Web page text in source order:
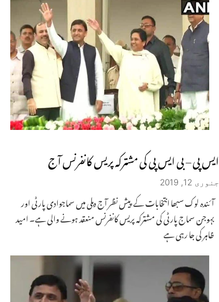
ایس پی – بی ایس پی کی مشترکہ پریس کانفرنس آج
جنوری 12, 2019
آئندہ لوک سبھا انتخابات کے پیش نظر آج دہلی میں سماجوادی پارٹی اور
بہوجن سماج پارٹی کی مشترکہ پریس کانفرنس منعقد ہونے والی ہے۔ امید
ظاہر کی جا رہی ہے